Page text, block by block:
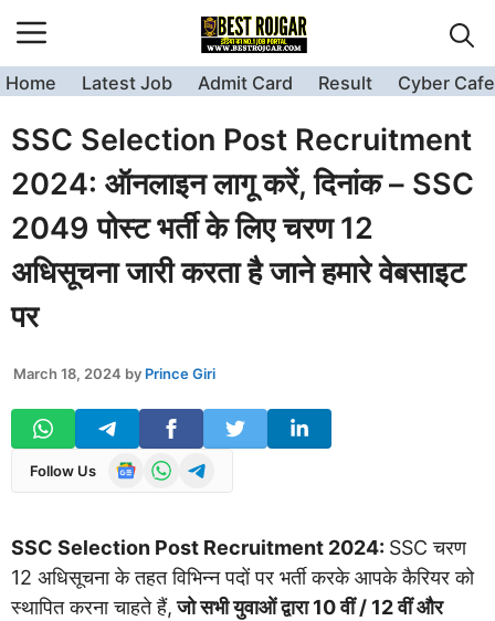
to
content
Home Latest Job Admit Card Result Cyber Cafe
SSC Selection Post Recruitment
2024: ऑनलाइन लागू करें, दिनांक – SSC
2049 पोस्ट भर्ती के लिए चरण 12
अधिसूचना जारी करता है जाने हमारे वेबसाइट
पर
March 18, 2024 by Prince Giri
Follow Us
SSC Selection Post Recruitment 2024: SSC चरण
12 अधिसूचना के तहत विभिन्न पदों पर भर्ती करके आपके कैरियर को
स्थापित करना चाहते हैं,जो सभी युवाओं द्वारा 10 वीं / 12 वीं और